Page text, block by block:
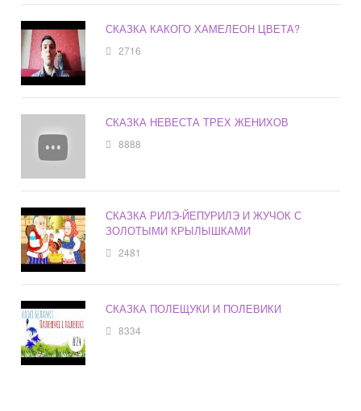
СКАЗКА КАКОГО ХАМЕЛЕОН ЦВЕТА?
2716
СКАЗКА НЕВЕСТА ТРЕХ ЖЕНИХОВ
8888
СКАЗКА РИЛЭ-ЙЕПУРИЛЭ И ЖУЧОК С
ЗОЛОТЫМИ КРЫЛЫШКАМИ
2481
СКАЗКА ПОЛЕЩУКИ И ПОЛЕВИКИ
8334